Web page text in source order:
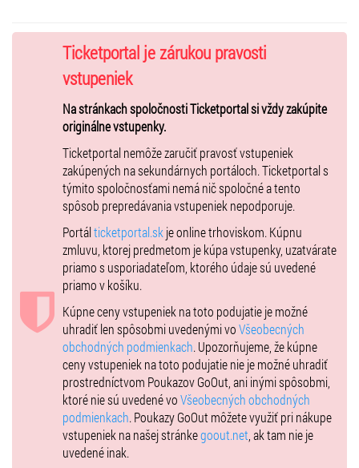
Termíny prehliadok:
22.05.2026 od 16:30 - do 17:30 , od 18:00 - do 19:00
23.05.2026 od 15:00 - do 16:00 , od 16:30 - do 17:30 , od 18:00 – do
24.05.2026 od 15:00 - do 16:00 , od 16:30 - do 17:30 , od 18:00 – do
11.06.2026 od 17:15 - do 18:15
12.06.2026 od 16:30 - do 17:30 , od 18:00 - do 19:00
13.06.2026 od 15:00 - do 16:00 , od 16:30 - do 17:30 , od 18:00 – do
14.06.2026 od 15:00 - do 16:00 , od 16:30 - do 17:30 , od 18:00 – do
24.06.2026 od 17:15 - do 18:15
25.06.2026 od 17:15 - do 18:15
26.06.2026 od 16:30 - do 17:30 , od 18:00 - do 19:00
27.06.2026 od 15:00 - do 16:00 , od 16:30 - do 17:30 , od 18:00 – do
28.06.2026 od 15:00 - do 16:00 , od 16:30 - do 17:30 , od 18:00 – do
Predaj vstupeniek sa uzatvára v deň prehliadky o 14:00 hod.
Ticketportal je zárukou pravosti
vstupeniek
Na stránkach spoločnosti Ticketportal si vždy zakúpite
originálne vstupenky.
Ticketportal nemôže zaručiť pravosť vstupeniek
zakúpených na sekundárnych portáloch. Ticketportal s
týmito spoločnosťami nemá nič spoločné a tento
spôsob prepredávania vstupeniek nepodporuje.
Portálticketportal.sk je online trhoviskom. Kúpnu
zmluvu, ktorej predmetom je kúpa vstupenky, uzatvárate
priamo s usporiadateľom, ktorého údaje sú uvedené
priamo v košíku.
Kúpne ceny vstupeniek na toto podujatie je možné
uhradiť len spôsobmi uvedenými voVšeobecných
obchodných podmienkach. Upozorňujeme, že kúpne
ceny vstupeniek na toto podujatie nie je možné uhradiť
prostredníctvom Poukazov GoOut, ani inými spôsobmi,
ktoré nie sú uvedené voVšeobecných obchodných
podmienkach. Poukazy GoOut môžete využiť pri nákupe
vstupeniek na našej stránkegoout.net , ak tam nie je
uvedené inak.